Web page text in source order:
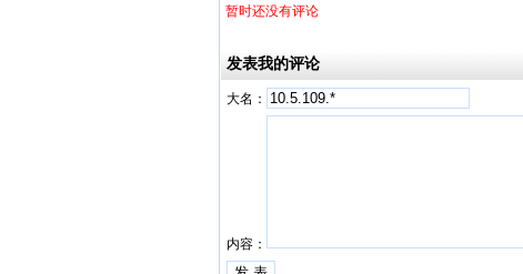
暂时还没有评论
发表我的评论
大名：
内容：